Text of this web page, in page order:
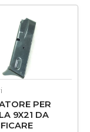
PER
9X21 DA